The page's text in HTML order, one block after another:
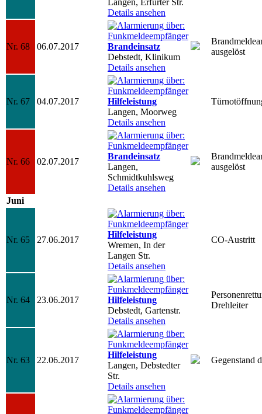
Details ansehen
Nr. 68 06.07.2017
Brandeinsatz
Debstedt, Klinikum
Details ansehen
ausgelöst
Nr. 67 04.07.2017
Hilfeleistung
Langen, Moorweg
Details ansehen
Nr. 66 02.07.2017
Brandeinsatz
Langen,
Schmidtkuhlsweg
Details ansehen
ausgelöst
Juni
Nr. 65 27.06.2017
Hilfeleistung
Wremen, In der
Langen Str.
Details ansehen
CO-Austritt
Nr. 64 23.06.2017
Hilfeleistung
Debstedt, Gartenstr.
Details ansehen
Drehleiter
Nr. 63 22.06.2017
Hilfeleistung
Langen, Debstedter
Str.
Details ansehen
Gegenstand